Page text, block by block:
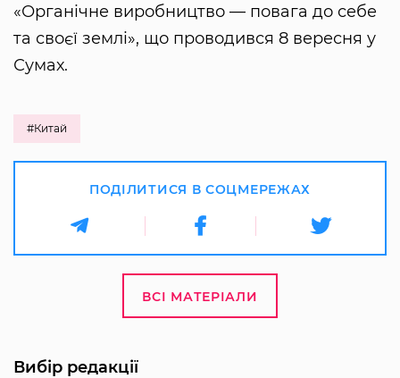
«Органічне виробництво — повага до себе
та своєї землі», що проводився 8 вересня у
Сумах.
#Китай
ПОДІЛИТИСЯ В СОЦМЕРЕЖАХ
ВСІ МАТЕРІАЛИ
Вибір редакції